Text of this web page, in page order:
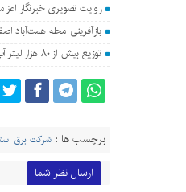
روایت تصویری خبرنگار
بازآفرینی محله همت‌آباد اصفهان با احداث ۱۳۰
توزیع بیش از ۸۰ هزار لیتر آب آشامیدنی میان زائران مراسم پیاده‌روی جاماندگان اربعین در اصفهان
برچسب ها : شرکت برق
ارسال نظر شما